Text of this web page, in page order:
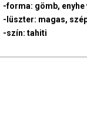
-forma: gömb, enyhe
-lüszter: magas,
-szín: tahiti